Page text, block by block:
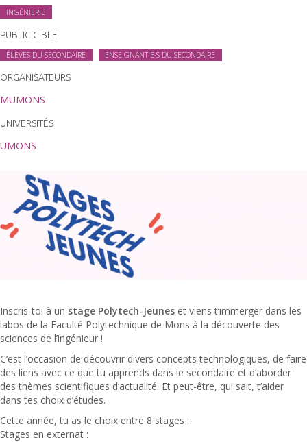
INGÉNIERIE
PUBLIC CIBLE
ÉLÈVES DU SECONDAIRE ENSEIGNANT·E·S DU SECONDAIRE
ORGANISATEURS
MUMONS
UNIVERSITÉS
UMONS
Inscris-toi à un stage Polytech-Jeunes et viens t’immerger dans les
labos de la Faculté Polytechnique de Mons à la découverte des
sciences de l’ingénieur !
C’est l’occasion de découvrir divers concepts technologiques, de faire
des liens avec ce que tu apprends dans le secondaire et d’aborder
des thèmes scientifiques d’actualité. Et peut-être, qui sait, t’aider
dans tes choix d’études.
Cette année, tu as le choix entre 8 stages :
Stages en externat :